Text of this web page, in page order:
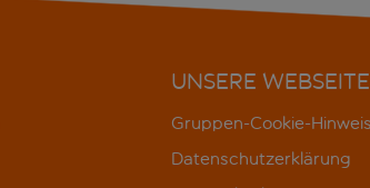
UNSERE WEBSEITE
Gruppen-Cookie-
Datenschutzerklärung